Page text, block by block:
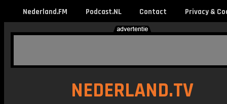
Nederland.FM Podcast.NL Contact Privacy &
NEDERLAND.TV